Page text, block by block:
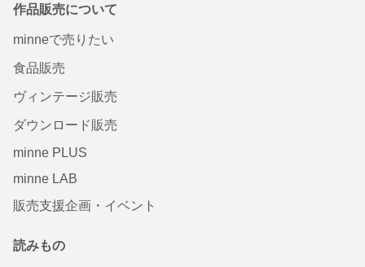
作品販売について
minneで売りたい
食品販売
ヴィンテージ販売
ダウンロード販売
minne PLUS
minne LAB
販売支援企画・イベント
読みもの